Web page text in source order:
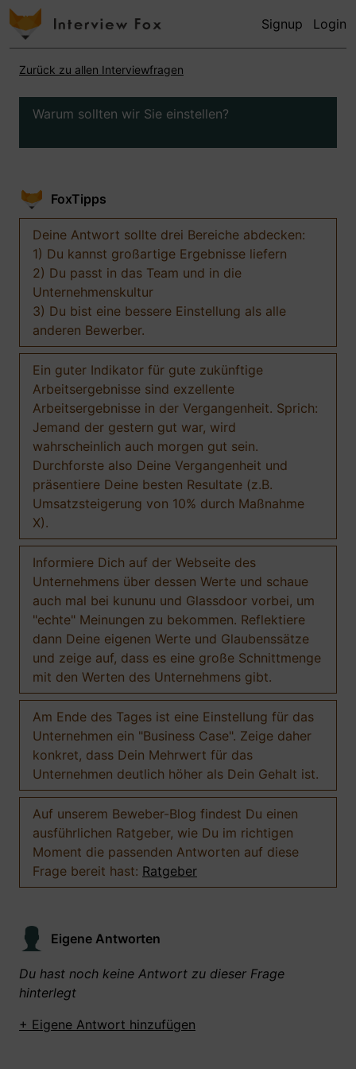
Signup Login
Zurück zu allen Interviewfragen
Warum sollten wir Sie einstellen?
FoxTipps
Deine Antwort sollte drei Bereiche abdecken:
1) Du kannst großartige Ergebnisse liefern
2) Du passt in das Team und in die
Unternehmenskultur
3) Du bist eine bessere Einstellung als alle
anderen Bewerber.
Ein guter Indikator für gute zukünftige
Arbeitsergebnisse sind exzellente
Arbeitsergebnisse in der Vergangenheit. Sprich:
Jemand der gestern gut war, wird
wahrscheinlich auch morgen gut sein.
Durchforste also Deine Vergangenheit und
präsentiere Deine besten Resultate (z.B.
Umsatzsteigerung von 10% durch Maßnahme
X).
Informiere Dich auf der Webseite des
Unternehmens über dessen Werte und schaue
auch mal bei kununu und Glassdoor vorbei, um
"echte" Meinungen zu bekommen. Reflektiere
dann Deine eigenen Werte und Glaubenssätze
und zeige auf, dass es eine große Schnittmenge
mit den Werten des Unternehmens gibt.
Am Ende des Tages ist eine Einstellung für das
Unternehmen ein "Business Case". Zeige daher
konkret, dass Dein Mehrwert für das
Unternehmen deutlich höher als Dein Gehalt ist.
Auf unserem Beweber-Blog findest Du einen
ausführlichen Ratgeber, wie Du im richtigen
Moment die passenden Antworten auf diese
Frage bereit hast: Ratgeber
Eigene Antworten
Du hast noch keine Antwort zu dieser Frage
hinterlegt
+ Eigene Antwort hinzufügen